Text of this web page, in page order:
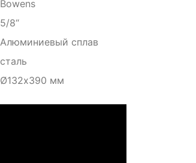
Bowens
5/8“
Алюминиевый сплав
сталь
Ø132х390 мм